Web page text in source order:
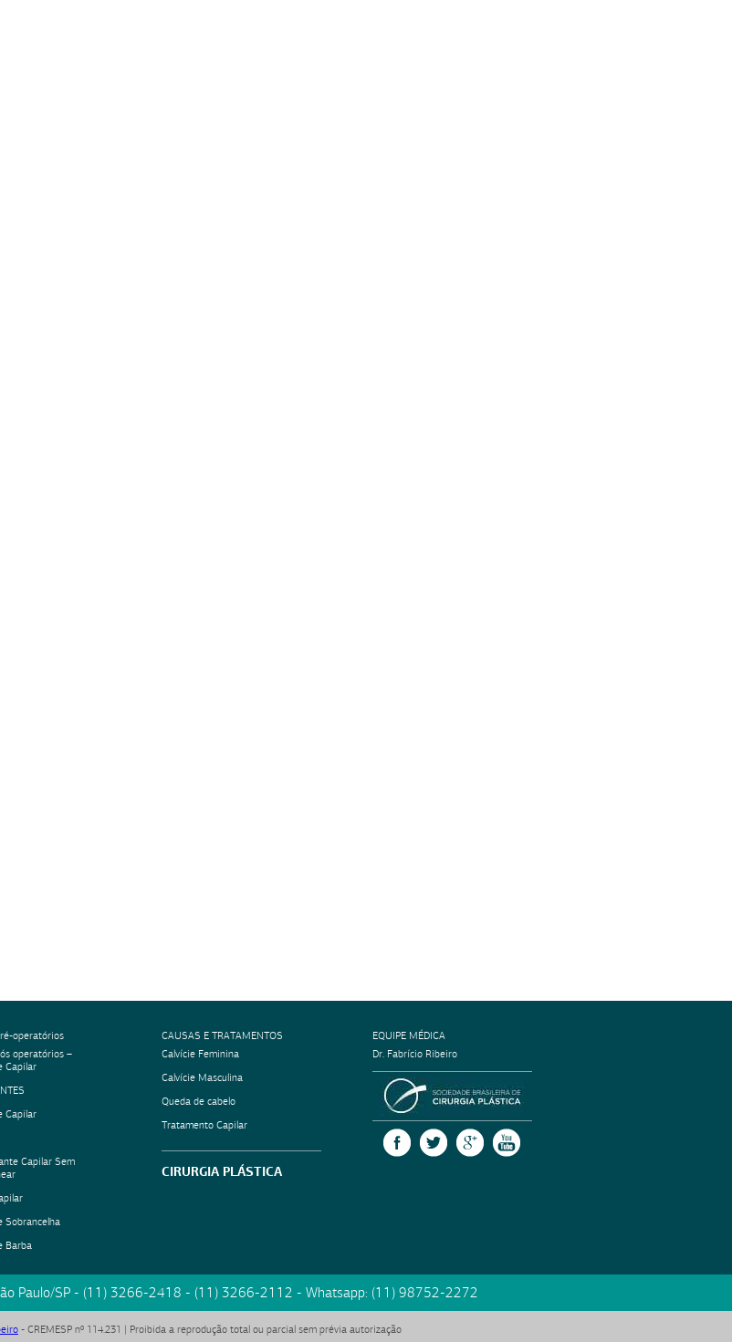
operatórios
operatórios –
Capilar
Capilar
Capilar Sem
Sobrancelha
Barba
CAUSAS E TRATAMENTOS
Calvície Feminina
Calvície Masculina
Queda de cabelo
Tratamento Capilar
CIRURGIA PLÁSTICA
EQUIPE MÉDICA
Dr. Fabrício Ribeiro
FACEBOOKTWITTER GOOGLE +
Paulo/SP - (11) 3266-2418 - (11) 3266-2112 - Whatsapp: (11) 98752-2272
- CREMESP nº 114.231 | Proibida a reprodução total ou parcial sem prévia autorização